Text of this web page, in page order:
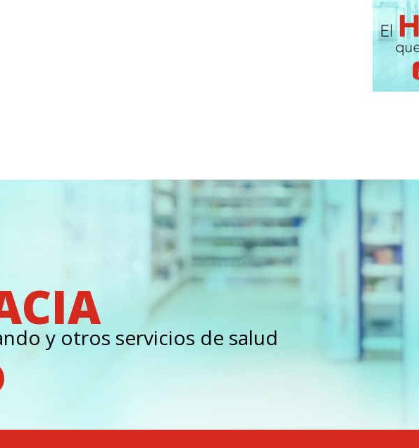
y otros servicios de salud